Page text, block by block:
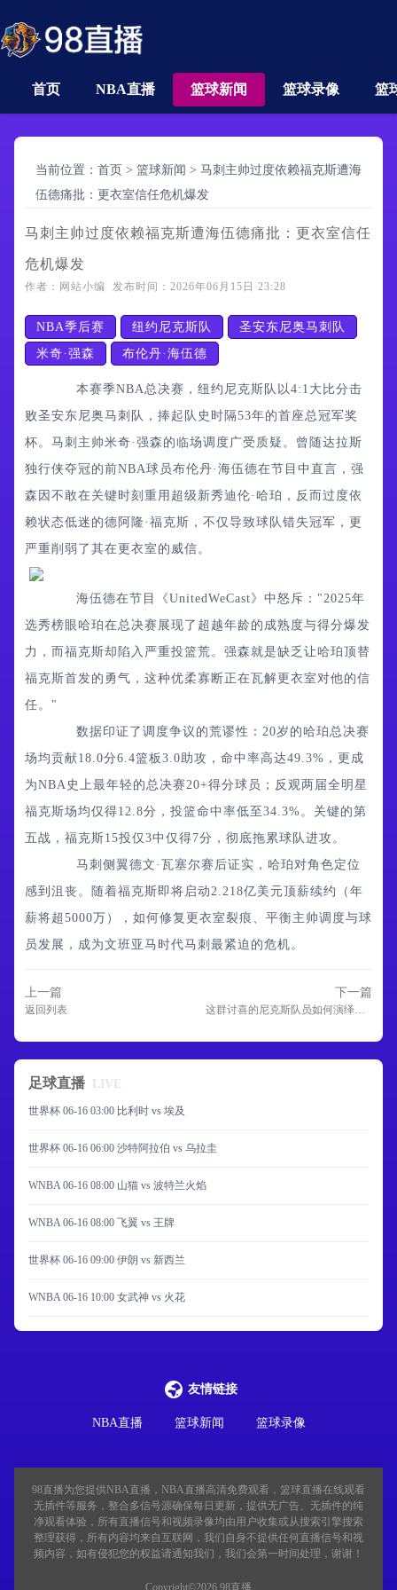
首页 NBA直播 篮球新闻 篮球录像 篮
当前位置： 首页 > 篮球新闻 > 马刺主帅过度依赖福克斯遭海
伍德痛批：更衣室信任危机爆发
马刺主帅过度依赖福克斯遭海伍德痛批：更衣室信任
危机爆发
作者：网站小编 发布时间：2026年06月15日 23:28
NBA季后赛 纽约尼克斯队
圣安东尼奥马刺队
米奇·强森
布伦丹·海伍德
本赛季NBA总决赛，纽约尼克斯队以4:1大比分击
败圣安东尼奥马刺队，捧起队史时隔53年的首座总冠军奖
杯。马刺主帅米奇·强森的临场调度广受质疑。曾随达拉斯
独行侠夺冠的前NBA球员布伦丹·海伍德在节目中直言，强
森因不敢在关键时刻重用超级新秀迪伦·哈珀，反而过度依
赖状态低迷的德阿隆·福克斯，不仅导致球队错失冠军，更
严重削弱了其在更衣室的威信。
海伍德在节目《UnitedWeCast》中怒斥："2025年
选秀榜眼哈珀在总决赛展现了超越年龄的成熟度与得分爆发
力，而福克斯却陷入严重投篮荒。强森就是缺乏让哈珀顶替
福克斯首发的勇气，这种优柔寡断正在瓦解更衣室对他的信
任。"
数据印证了调度争议的荒谬性：20岁的哈珀总决赛
场均贡献18.0分6.4篮板3.0助攻，命中率高达49.3%，更成
为NBA史上最年轻的总决赛20+得分球员；反观两届全明星
福克斯场均仅得12.8分，投篮命中率低至34.3%。关键的第
五战，福克斯15投仅3中仅得7分，彻底拖累球队进攻。
马刺侧翼德文·瓦塞尔赛后证实，哈珀对角色定位
感到沮丧。随着福克斯即将启动2.218亿美元顶薪续约（年
薪将超5000万），如何修复更衣室裂痕、平衡主帅调度与球
员发展，成为文班亚马时代马刺最紧迫的危机。
上一篇
返回列表
下一篇
这群讨喜的尼克斯队员如何演绎出最佳兄弟喜剧
足球直播 LIVE
世界杯 06-16 03:00 比利时 vs 埃及
世界杯 06-16 06:00 沙特阿拉伯 vs 乌拉圭
WNBA 06-16 08:00 山猫 vs 波特兰火焰
WNBA 06-16 08:00 飞翼 vs 王牌
世界杯 06-16 09:00 伊朗 vs 新西兰
WNBA 06-16 10:00 女武神 vs 火花
友情链接
NBA直播 篮球新闻 篮球录像
98直播为您提供NBA直播，NBA直播高清免费观看，篮球直播在线观看
无插件等服务，整合多信号源确保每日更新，提供无广告、无插件的纯
净观看体验，所有直播信号和视频录像均由用户收集或从搜索引擎搜索
整理获得，所有内容均来自互联网，我们自身不提供任何直播信号和视
频内容，如有侵犯您的权益请通知我们，我们会第一时间处理，谢谢！
Copyright©2026 98直播